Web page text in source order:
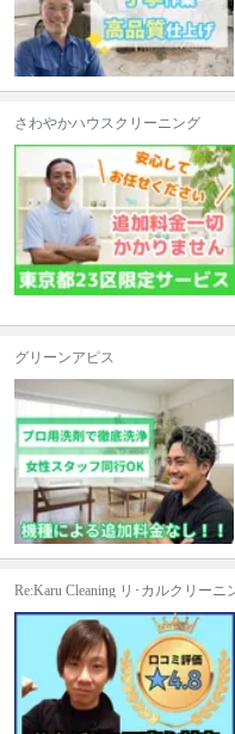
さわやかハウスクリーニング
グリーンアピス
Re:Karu Cleaning リ･カルクリーニ